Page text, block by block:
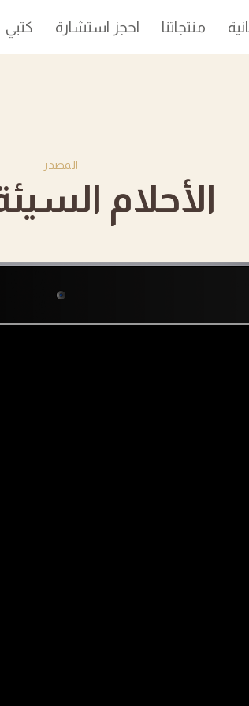
منتجاتنا احجز استشارة كتبي
المصدر
الأحلام